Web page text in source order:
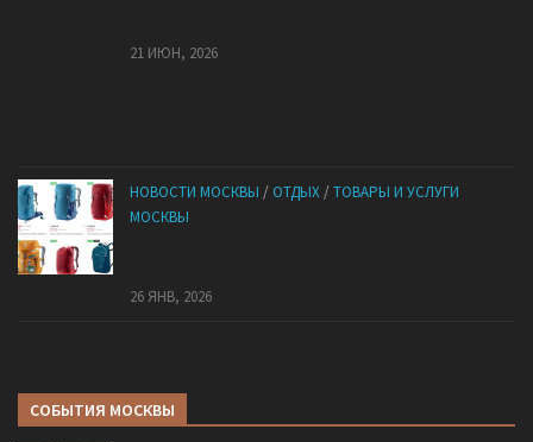
21 ИЮН, 2026
НОВОСТИ МОСКВЫ / ОТДЫХ/ТОВАРЫ И УСЛУГИ
МОСКВЫ
26 ЯНВ, 2026
СОБЫТИЯ МОСКВЫ